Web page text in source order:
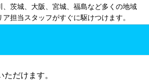
茨城、大阪、宮城、福島など多くの地域
担当スタッフがすぐに駆けつけます。
だけます。